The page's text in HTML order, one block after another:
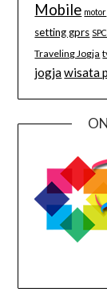
Mobile motor
setting gprs
Traveling Jogja
jogjawisata